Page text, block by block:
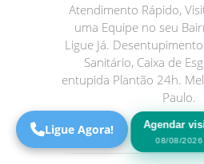
Atendimento Rápido,
uma Equipe no seu
Ligue Já.
Sanitário, Caixa de
entupida Plantão 24h.
Paulo.
Agendar
08/08/2026
Ligue Agora!